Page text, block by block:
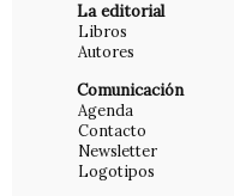
La editorial
Libros
Autores
Comunicación
Agenda
Contacto
Newsletter
Logotipos